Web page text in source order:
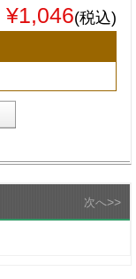
¥1,046(税込)
次へ>>